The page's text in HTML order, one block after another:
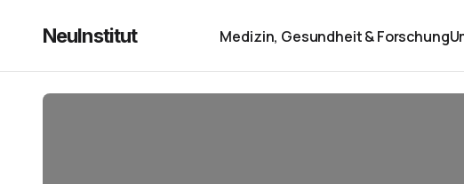
NeuInstitut Medizin, Gesundheit & Forschung